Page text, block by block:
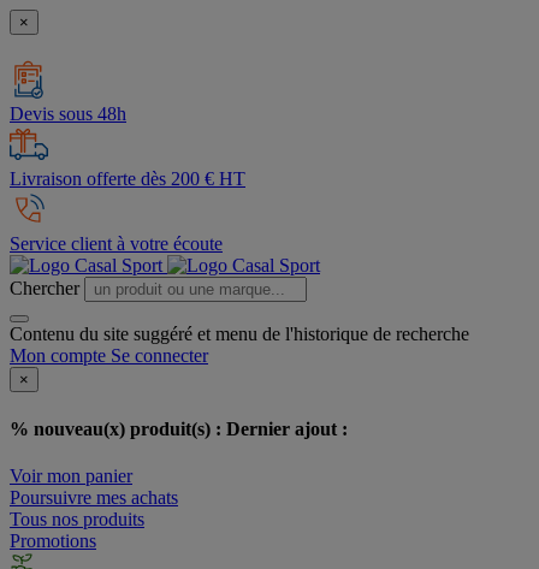
×
Devis sous 48h
Livraison offerte dès 200 € HT
Service client à votre écoute
Chercher
Contenu du site suggéré et menu de l'historique de recherche
Mon compte Se connecter
×
% nouveau(x) produit(s) : Dernier ajout :
Voir mon panier
Poursuivre mes achats
Tous nos produits
Promotions